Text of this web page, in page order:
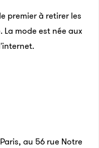
premier à retirer les
mode est née aux
au 56 rue Notre